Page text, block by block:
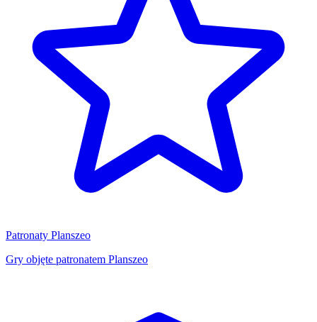
Patronaty Planszeo
Gry objęte patronatem Planszeo